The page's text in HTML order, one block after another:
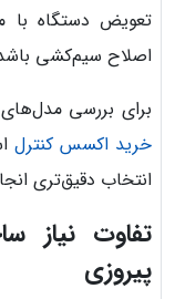
تعویض دستگاه با
اصلاح سیم‌کشی
برای بررسی
خرید اکسس کنترل
انتخاب دقیق‌تری
تفاوت نیاز
پیروزی